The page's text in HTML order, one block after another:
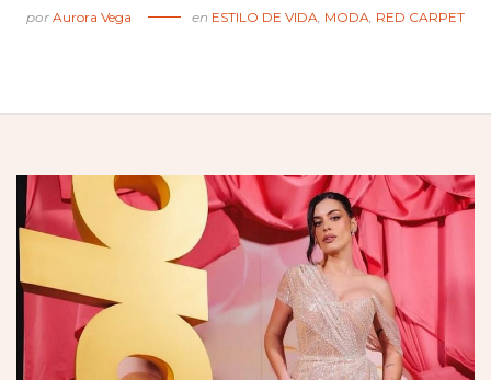
por Aurora Vega en ESTILO DE VIDA, MODA, RED CARPET